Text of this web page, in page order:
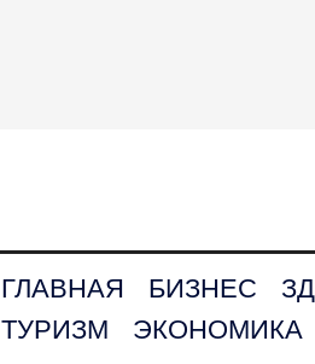
ГЛАВНАЯ БИЗНЕС
ТУРИЗМ
ЭКОНОМИКА